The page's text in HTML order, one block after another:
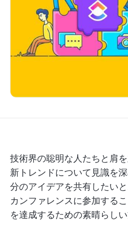
技術界の聡明な人たちと肩
新トレンドについて見識を
分のアイデアを共有したい
カンファレンスに参加する
を達成するための素晴らしい